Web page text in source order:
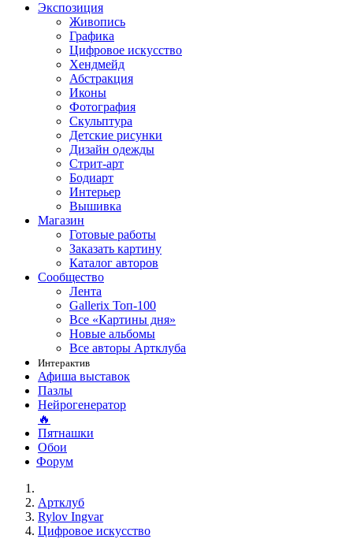
Экспозиция
Живопись
Графика
Цифровое искусство
Хендмейд
Абстракция
Иконы
Фотография
Скульптура
Детские рисунки
Дизайн одежды
Стрит-арт
Бодиарт
Интерьер
Вышивка
Магазин
Готовые работы
Заказать картину
Каталог авторов
Сообщество
Лента
Gallerix Топ-100
Все «Картины дня»
Новые альбомы
Все авторы Артклуба
Интерактив
Афиша выставок
Пазлы
Нейрогенератор
🔥
Пятнашки
Обои
Форум
Артклуб
Rylov Ingvar
Цифровое искусство